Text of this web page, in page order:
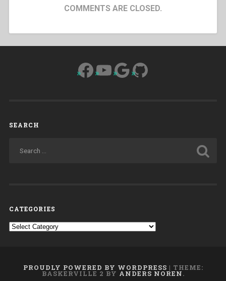
COMMENTS ARE CLOSED.
Facebook
YouTube
Google
GitHub
SEARCH
CATEGORIES
Categories
PROUDLY POWERED BY WORDPRESS | THEME:
BASKERVILLE 2 BY ANDERS NOREN.